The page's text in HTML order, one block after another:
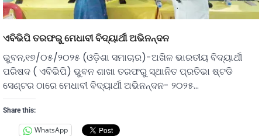
ଏବିଭିପି ତରଫରୁ ମେଧାବୀ ବିଦ୍ୟାର୍ଥୀ ଅଭିନନ୍ଦନ
ଭୁବନ,୧୭/୦୫/୨୦୨୫ (ଓଡ଼ିଶା ସମାଚାର)-ଅଖିଳ ଭାରତୀୟ ବିଦ୍ୟାର୍ଥୀ
ପରିଷଦ ( ଏବିଭିପି) ଭୁବନ ଶାଖା ତରଫରୁ ସ୍ଥାନିତ ପ୍ରତିଭା ଷ୍ଟଡି
ସେଣ୍ଟର ଠାରେ ମେଧାବୀ ବିଦ୍ୟାର୍ଥୀ ଅଭିନନ୍ଦନ- ୨୦୨୫…
Share this:
WhatsApp